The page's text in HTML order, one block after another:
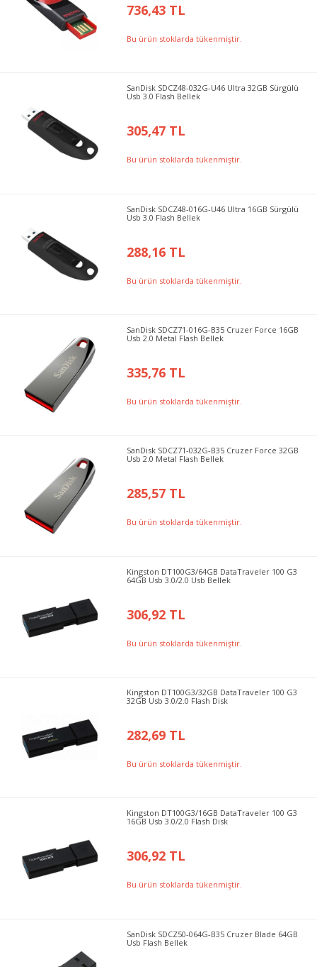
736,43 TL
Bu ürün stoklarda tükenmiştir.
SanDisk SDCZ48-032G-U46 Ultra 32GB Sürgülü
Usb 3.0 Flash Bellek
305,47 TL
Bu ürün stoklarda tükenmiştir.
SanDisk SDCZ48-016G-U46 Ultra 16GB Sürgülü
Usb 3.0 Flash Bellek
288,16 TL
Bu ürün stoklarda tükenmiştir.
SanDisk SDCZ71-016G-B35 Cruzer Force 16GB
Usb 2.0 Metal Flash Bellek
335,76 TL
Bu ürün stoklarda tükenmiştir.
SanDisk SDCZ71-032G-B35 Cruzer Force 32GB
Usb 2.0 Metal Flash Bellek
285,57 TL
Bu ürün stoklarda tükenmiştir.
Kingston DT100G3/64GB DataTraveler 100 G3
64GB Usb 3.0/2.0 Usb Bellek
306,92 TL
Bu ürün stoklarda tükenmiştir.
Kingston DT100G3/32GB DataTraveler 100 G3
32GB Usb 3.0/2.0 Flash Disk
282,69 TL
Bu ürün stoklarda tükenmiştir.
Kingston DT100G3/16GB DataTraveler 100 G3
16GB Usb 3.0/2.0 Flash Disk
306,92 TL
Bu ürün stoklarda tükenmiştir.
SanDisk SDCZ50-064G-B35 Cruzer Blade 64GB
Usb Flash Bellek